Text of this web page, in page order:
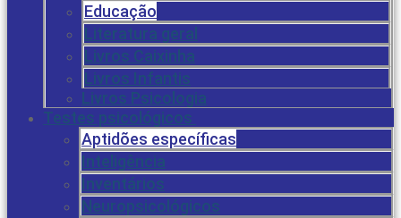
Educação
Literatura geral
Livros Caixinha
Livros Infantis
Livros Psicologia
Testes psicológicos
Aptidões específicas
Inteligência
Inventários
Neuropsicológicos